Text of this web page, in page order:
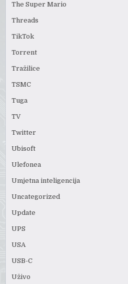
The Super Mario
Threads
TikTok
Torrent
Tražilice
TSMC
Tuga
TV
Twitter
Ubisoft
Ulefonea
Umjetna inteligencija
Uncategorized
Update
UPS
USA
USB-C
Uživo